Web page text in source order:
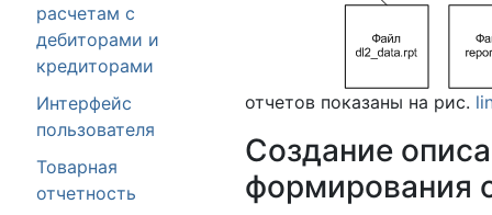
расчетам с
дебиторами и
кредиторами
Интерфейс
пользователя
Товарная
отчетность
отчетов показаны на рис.
Создание
формирования